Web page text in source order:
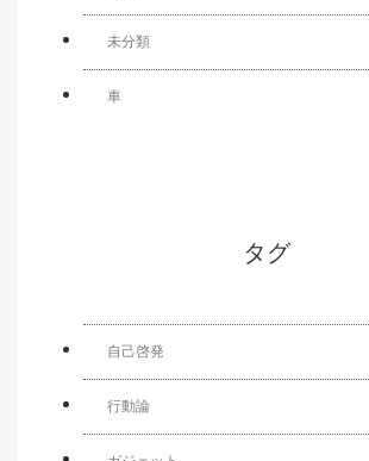
未分類
車
タグ
自己啓発
行動論